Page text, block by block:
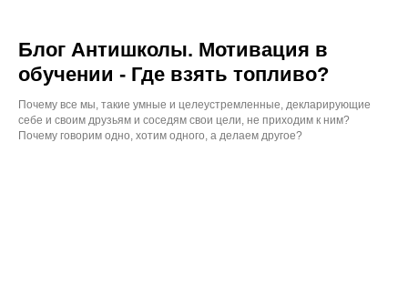
Блог Антишколы. Мотивация в
обучении - Где взять топливо?
Почему все мы, такие умные и целеустремленные, декларирующие
себе и своим друзьям и соседям свои цели, не приходим к ним?
Почему говорим одно, хотим одного, а делаем другое?